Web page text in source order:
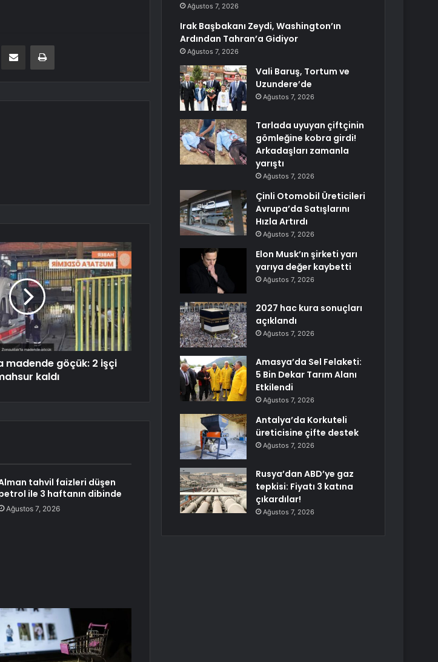
E-Posta ile paylaş Yazdır
madende göçük: 2 işçi
kaldı
tahvil faizleri düşen
ile 3 haftanın dibinde
Ağustos 7, 2026
Ağustos 7, 2026
Irak Başbakanı Zeydi, Washington’ın
Ardından Tahran’a Gidiyor
Ağustos 7, 2026
Vali Baruş, Tortum ve
Uzundere’de
Ağustos 7, 2026
Tarlada uyuyan çiftçinin
gömleğine kobra girdi!
Arkadaşları zamanla
yarıştı
Ağustos 7, 2026
Çinli Otomobil Üreticileri
Avrupa’da Satışlarını
Hızla Artırdı
Ağustos 7, 2026
Elon Musk’ın şirketi yarı
yarıya değer kaybetti
Ağustos 7, 2026
2027 hac kura sonuçları
açıklandı
Ağustos 7, 2026
Amasya’da Sel Felaketi:
5 Bin Dekar Tarım Alanı
Etkilendi
Ağustos 7, 2026
Antalya’da Korkuteli
üreticisine çifte destek
Ağustos 7, 2026
Rusya’dan ABD’ye gaz
tepkisi: Fiyatı 3 katına
çıkardılar!
Ağustos 7, 2026